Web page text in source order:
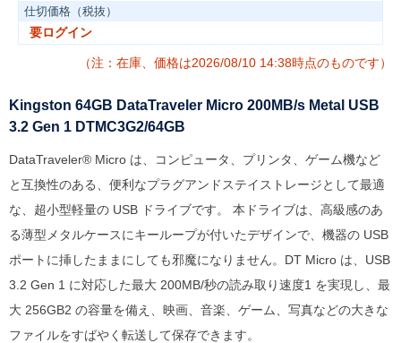
仕切価格（税抜）
要ログイン
（注：在庫、価格は2026/08/10 14:38時点のものです）
Kingston 64GB DataTraveler Micro 200MB/s Metal USB
3.2 Gen 1 DTMC3G2/64GB
DataTraveler® Micro は、コンピュータ、プリンタ、ゲーム機など
と互換性のある、便利なプラグアンドステイストレージとして最適
な、超小型軽量の USB ドライブです。 本ドライブは、高級感のあ
る薄型メタルケースにキーループが付いたデザインで、機器の USB
ポートに挿したままにしても邪魔になりません。DT Micro は、USB
3.2 Gen 1 に対応した最大 200MB/秒の読み取り速度1 を実現し、最
大 256GB2 の容量を備え、映画、音楽、ゲーム、写真などの大きな
ファイルをすばやく転送して保存できます。